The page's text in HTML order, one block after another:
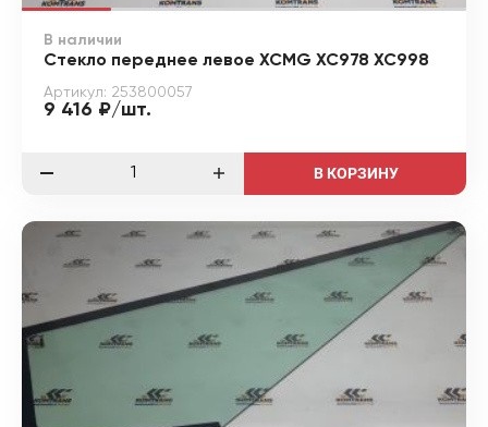
В наличии
Стекло переднее левое XCMG XC978 XC998
Артикул: 253800057
9 416 ₽/шт.
В КОРЗИНУ